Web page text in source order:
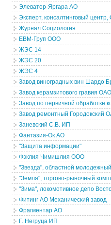
Элеватор-Яргара АО
Эксперт, консалтинговый
Журнал Социология
ЕВМ-Груп ООО
ЖЭС 14
ЖЭС 20
ЖЭС 4
Завод виноградных вин Шардо
Завод керамзитового гравия ОАО
Завод по первичной обработке
Завод ремонтный Городокский
Заневский С.В. ИП
Фантазия-Ок АО
"Защита информации"
Фэклия Чимишлия ООО
"Звезда", областной
"Земля", торгово-рыночный
"Зима", локомотивное депо
Фитинг АО Механический завод
Фрагментар АО
Г. Негруца ИП